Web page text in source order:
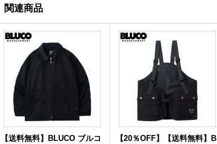
関連商品
【送料無料】BLUCO ブルコ
【20％OFF】【送料無料】B